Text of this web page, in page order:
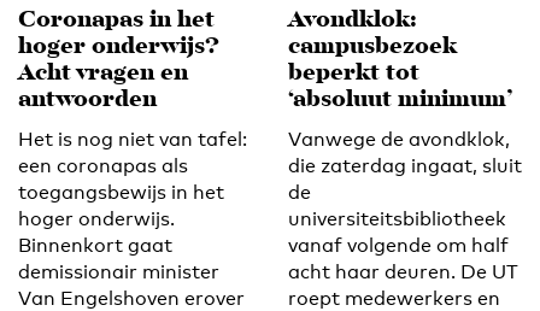
Coronapas in het
hoger onderwijs?
Acht vragen en
antwoorden
Het is nog niet van tafel:
een coronapas als
toegangsbewijs in het
hoger onderwijs.
Binnenkort gaat
demissionair minister
Van Engelshoven erover
Avondklok:
campusbezoek
beperkt tot
‘absoluut minimum’
Vanwege de avondklok,
die zaterdag ingaat, sluit
de
universiteitsbibliotheek
vanaf volgende om half
acht haar deuren. De UT
roept medewerkers en